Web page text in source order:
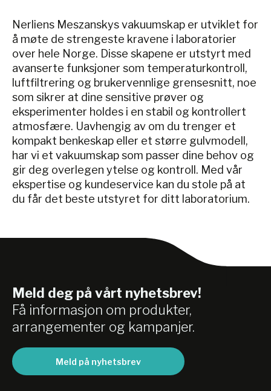
Nerliens Meszanskys vakuumskap er utviklet for
å møte de strengeste kravene i laboratorier
over hele Norge. Disse skapene er utstyrt med
avanserte funksjoner som temperaturkontroll,
luftfiltrering og brukervennlige grensesnitt, noe
som sikrer at dine sensitive prøver og
eksperimenter holdes i en stabil og kontrollert
atmosfære. Uavhengig av om du trenger et
kompakt benkeskap eller et større gulvmodell,
har vi et vakuumskap som passer dine behov og
gir deg overlegen ytelse og kontroll. Med vår
ekspertise og kundeservice kan du stole på at
du får det beste utstyret for ditt laboratorium.
Meld deg på vårt nyhetsbrev!
Få informasjon om produkter,
arrangementer og kampanjer.
Meld på nyhetsbrev